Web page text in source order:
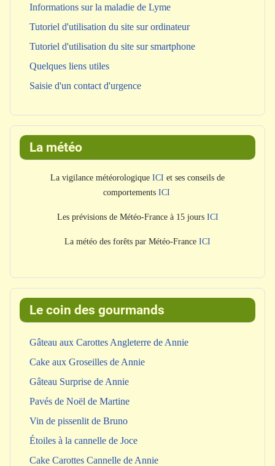
Informations sur la maladie de Lyme
Tutoriel d'utilisation du site sur ordinateur
Tutoriel d'utilisation du site sur smartphone
Quelques liens utiles
Saisie d'un contact d'urgence
La météo
La vigilance météorologique ICI et ses conseils de
comportements ICI
Les prévisions de Météo-France à 15 jours ICI
La météo des forêts par Météo-France ICI
Le coin des gourmands
Gâteau aux Carottes Angleterre de Annie
Cake aux Groseilles de Annie
Gâteau Surprise de Annie
Pavés de Noël de Martine
Vin de pissenlit de Bruno
Étoiles à la cannelle de Joce
Cake Carottes Cannelle de Annie